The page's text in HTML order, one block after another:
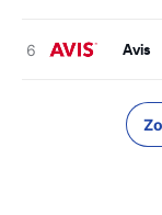
Avis